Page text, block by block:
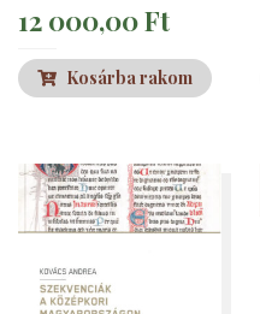
12 000,00Ft
Kosárba rakom